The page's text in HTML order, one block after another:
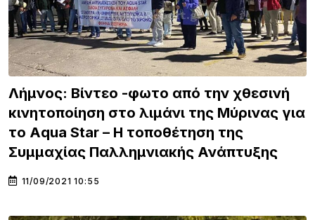
Λήμνος: Βίντεο -φωτο από την χθεσινή
κινητοποίηση στο λιμάνι της Μύρινας για
το Aqua Star – Η τοποθέτηση της
Συμμαχίας Παλλημνιακής Ανάπτυξης
11/09/2021 10:55